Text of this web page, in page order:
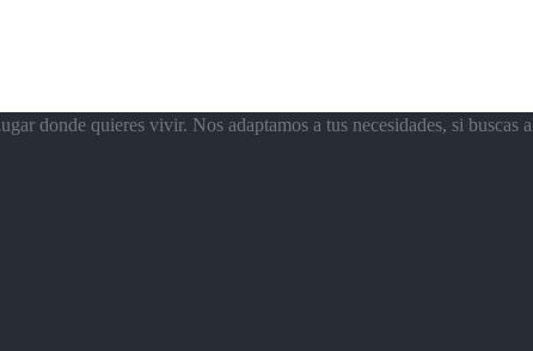
donde quieres vivir. Nos adaptamos a tus necesidades, si buscas